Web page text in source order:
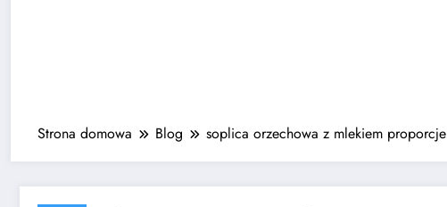
Strona domowa Blog soplica orzechowa z mlekiem proporcje